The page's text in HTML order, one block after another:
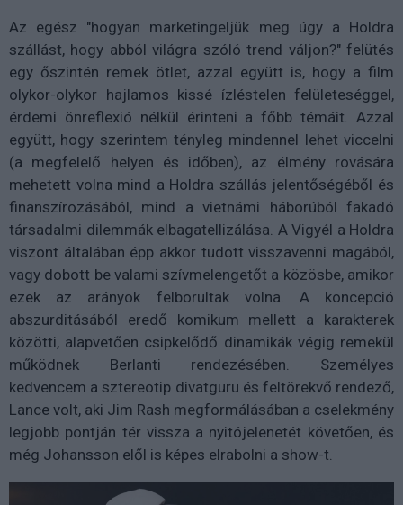
Az egész "hogyan marketingeljük meg úgy a Holdra
szállást, hogy abból világra szóló trend váljon?" felütés
egy őszintén remek ötlet, azzal együtt is, hogy a film
olykor-olykor hajlamos kissé ízléstelen felületeséggel,
érdemi önreflexió nélkül érinteni a főbb témáit. Azzal
együtt, hogy szerintem tényleg mindennel lehet viccelni
(a megfelelő helyen és időben), az élmény rovására
mehetett volna mind a Holdra szállás jelentőségéből és
finanszírozásából, mind a vietnámi háborúból fakadó
társadalmi dilemmák elbagatellizálása. A Vigyél a Holdra
viszont általában épp akkor tudott visszavenni magából,
vagy dobott be valami szívmelengetőt a közösbe, amikor
ezek az arányok felborultak volna. A koncepció
abszurditásából eredő komikum mellett a karakterek
közötti, alapvetően csipkelődő dinamikák végig remekül
működnek Berlanti rendezésében. Személyes
kedvencem a sztereotip divatguru és feltörekvő rendező,
Lance volt, aki Jim Rash megformálásában a cselekmény
legjobb pontján tér vissza a nyitójelenetét követően, és
még Johansson elől is képes elrabolni a show-t.